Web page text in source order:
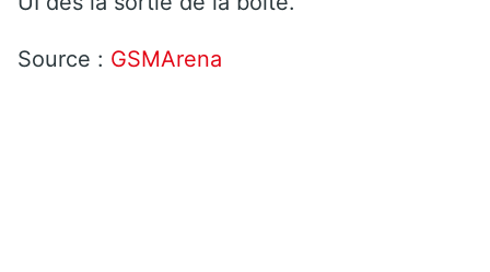
Source : GSMArena